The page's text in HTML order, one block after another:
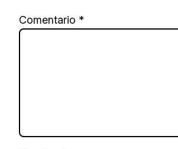
Comentario *